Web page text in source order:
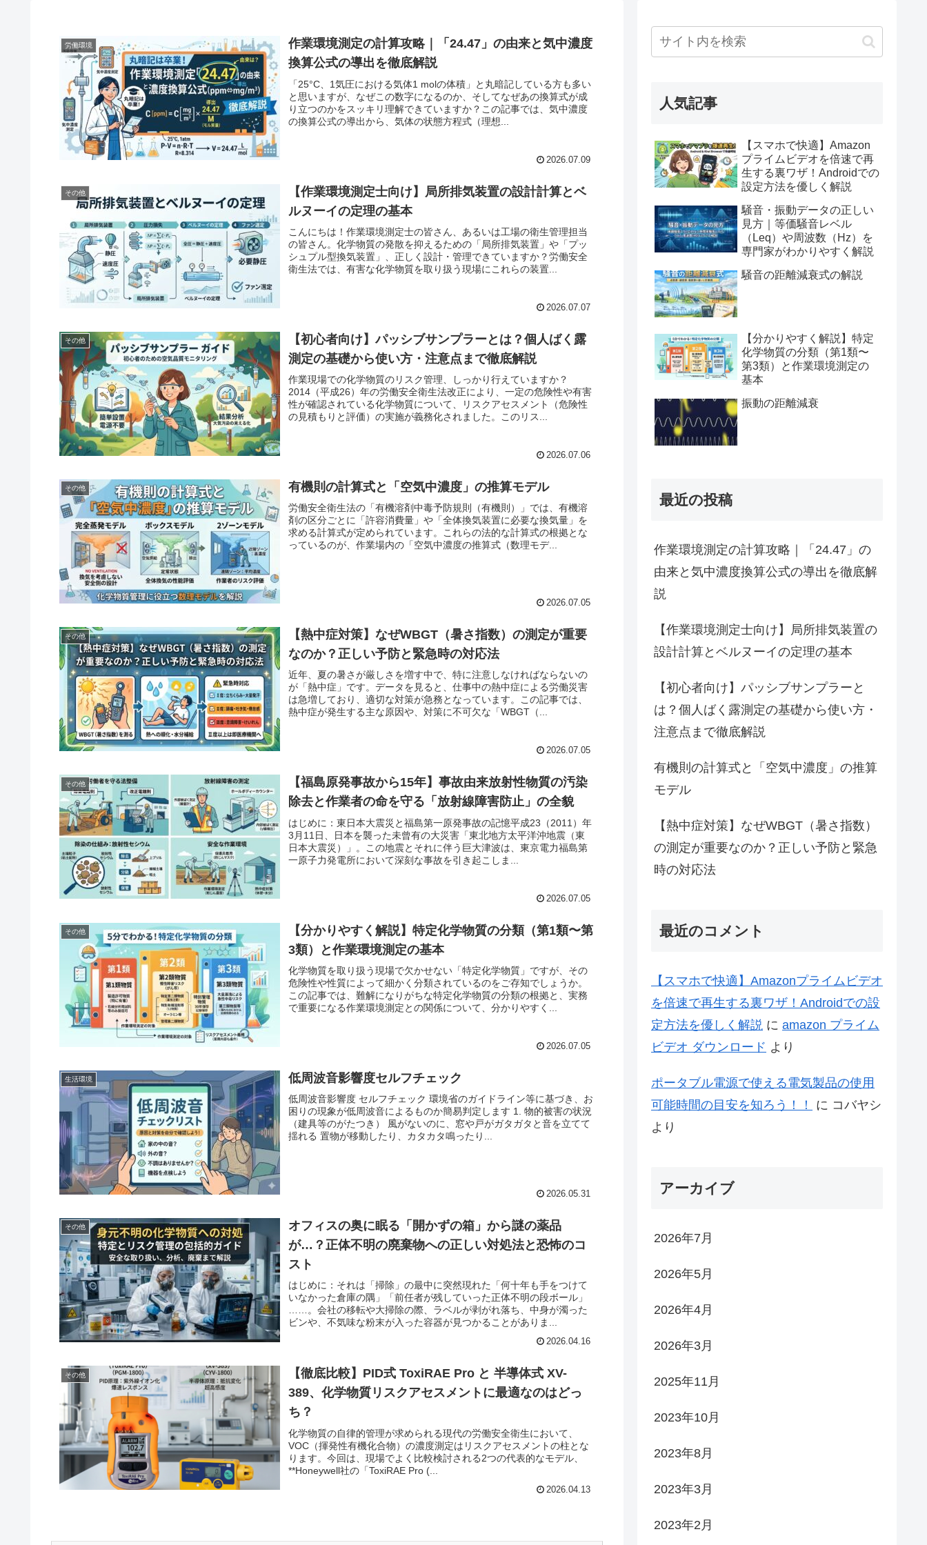
労働環境
作業環境測定の計算攻略｜「24.47」の由来と気中濃度
換算公式の導出を徹底解説
「25°C、1気圧における気体1 molの体積」と丸暗記している方も多い
と思いますが、なぜこの数字になるのか、そしてなぜあの換算式が成
り立つのかをスッキリ理解できていますか？この記事では、気中濃度
の換算公式の導出から、気体の状態方程式（理想...
2026.07.09
その他
【作業環境測定士向け】局所排気装置の設計計算とベ
ルヌーイの定理の基本
こんにちは！作業環境測定士の皆さん、あるいは工場の衛生管理担当
の皆さん。化学物質の発散を抑えるための「局所排気装置」や「プッ
シュプル型換気装置」、正しく設計・管理できていますか？労働安全
衛生法では、有害な化学物質を取り扱う現場にこれらの装置...
2026.07.07
その他
【初心者向け】パッシブサンプラーとは？個人ばく露
測定の基礎から使い方・注意点まで徹底解説
作業現場での化学物質のリスク管理、しっかり行えていますか？
2014（平成26）年の労働安全衛生法改正により、一定の危険性や有害
性が確認されている化学物質について、リスクアセスメント（危険性
の見積もりと評価）の実施が義務化されました。このリス...
2026.07.06
その他 有機則の計算式と「空気中濃度」の推算モデル
労働安全衛生法の「有機溶剤中毒予防規則（有機則）」では、有機溶
剤の区分ごとに「許容消費量」や「全体換気装置に必要な換気量」を
求める計算式が定められています。これらの法的な計算式の根拠とな
っているのが、作業場内の「空気中濃度の推算式（数理モデ...
2026.07.05
その他
【熱中症対策】なぜWBGT（暑さ指数）の測定が重要
なのか？正しい予防と緊急時の対応法
近年、夏の暑さが厳しさを増す中で、特に注意しなければならないの
が「熱中症」です。データを見ると、仕事中の熱中症による労働災害
は急増しており、適切な対策が急務となっています。この記事では、
熱中症が発生する主な原因や、対策に不可欠な「WBGT（...
2026.07.05
その他
【福島原発事故から15年】事故由来放射性物質の汚染
除去と作業者の命を守る「放射線障害防止」の全貌
はじめに：東日本大震災と福島第一原発事故の記憶平成23（2011）年
3月11日、日本を襲った未曾有の大災害「東北地方太平洋沖地震（東
日本大震災）」。この地震とそれに伴う巨大津波は、東京電力福島第
一原子力発電所において深刻な事故を引き起こしま...
2026.07.05
その他
【分かりやすく解説】特定化学物質の分類（第1類〜第
3類）と作業環境測定の基本
化学物質を取り扱う現場で欠かせない「特定化学物質」ですが、その
危険性や性質によって細かく分類されているのをご存知でしょうか。
この記事では、難解になりがちな特定化学物質の分類の根拠と、実務
で重要になる作業環境測定との関係について、分かりやすく...
2026.07.05
生活環境 低周波音影響度セルフチェック
低周波音影響度 セルフチェック 環境省のガイドライン等に基づき、お
困りの現象が低周波音によるものか簡易判定します 1. 物的被害の状況
（建具等のがたつき） 風がないのに、窓や戸がガタガタと音を立てて
揺れる 置物が移動したり、カタカタ鳴ったり...
2026.05.31
その他
オフィスの奥に眠る「開かずの箱」から謎の薬品
が…？正体不明の廃棄物への正しい対処法と恐怖のコ
スト
はじめに：それは「掃除」の最中に突然現れた「何十年も手をつけて
いなかった倉庫の隅」「前任者が残していった正体不明の段ボール」
……。会社の移転や大掃除の際、ラベルが剥がれ落ち、中身が濁った
ビンや、不気味な粉末が入った容器が見つかることがありま...
2026.04.16
その他
【徹底比較】PID式 ToxiRAE Pro と 半導体式 XV-
389、化学物質リスクアセスメントに最適なのはどっ
ち？
化学物質の自律的管理が求められる現代の労働安全衛生において、
VOC（揮発性有機化合物）の濃度測定はリスクアセスメントの柱とな
ります。今回は、現場でよく比較検討される2つの代表的なモデル、
**Honeywell社の「ToxiRAE Pro (...
2026.04.13
人気記事
【スマホで快適】Amazon
プライムビデオを倍速で再
生する裏ワザ！Androidでの
設定方法を優しく解説
騒音・振動データの正しい
見方｜等価騒音レベル
（Leq）や周波数（Hz）を
専門家がわかりやすく解説
騒音の距離減衰式の解説
【分かりやすく解説】特定
化学物質の分類（第1類〜
第3類）と作業環境測定の
基本
振動の距離減衰
最近の投稿
作業環境測定の計算攻略｜「24.47」の
由来と気中濃度換算公式の導出を徹底解
説
【作業環境測定士向け】局所排気装置の
設計計算とベルヌーイの定理の基本
【初心者向け】パッシブサンプラーと
は？個人ばく露測定の基礎から使い方・
注意点まで徹底解説
有機則の計算式と「空気中濃度」の推算
モデル
【熱中症対策】なぜWBGT（暑さ指数）
の測定が重要なのか？正しい予防と緊急
時の対応法
最近のコメント
【スマホで快適】Amazonプライムビデオ
を倍速で再生する裏ワザ！Androidでの設
定方法を優しく解説 に amazon プライム
ビデオ ダウンロード より
ポータブル電源で使える電気製品の使用
可能時間の目安を知ろう！！
に コバヤシ
より
アーカイブ
2026年7月
2026年5月
2026年4月
2026年3月
2025年11月
2023年10月
2023年8月
2023年3月
2023年2月